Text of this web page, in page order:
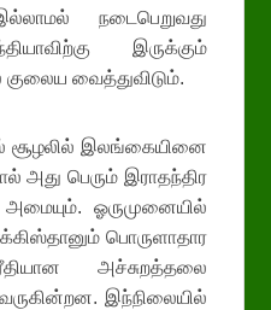
நடைபெறுவது
இருக்கும்
வைத்துவிடும்.
சூழலில் இலங்கையினை
அது பெரும் இராதந்திர
ஓருமுனையில்
பொருளாதார
அச்சுறத்தலை
இந்நிலையில்